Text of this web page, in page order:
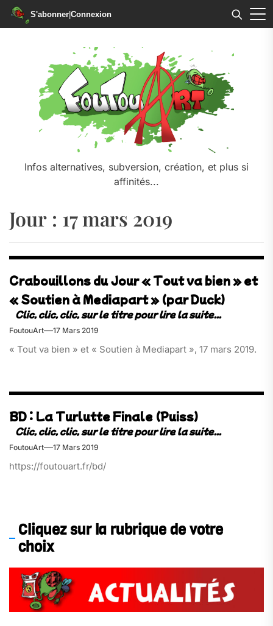
S'abonner|Connexion
Infos alternatives, subversion, création, et plus si
affinités...
Jour : 17 mars 2019
Crabouillons du Jour « Tout va bien » et
« Soutien à Mediapart » (par Duck)
FoutouArt 17 Mars 2019
« Tout va bien » et « Soutien à Mediapart », 17 mars 2019.
BD : La Turlutte Finale (Puiss)
FoutouArt 17 Mars 2019
https://foutouart.fr/bd/
Cliquez sur la rubrique de votre
choix